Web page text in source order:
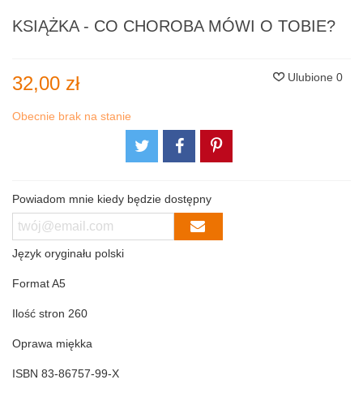
KSIĄŻKA - CO CHOROBA MÓWI O TOBIE?
32,00 zł Ulubione 0
Obecnie brak na stanie
Powiadom mnie kiedy będzie dostępny
Język oryginału polski
FormatA5
Ilość stron 260
Oprawa miękka
ISBN 83-86757-99-X